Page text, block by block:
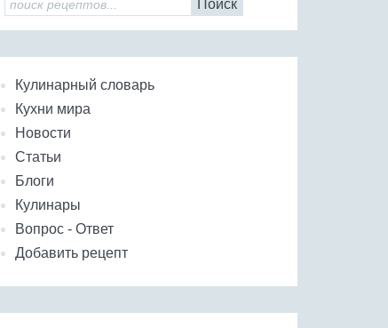
Поиск
Кулинарный словарь
Кухни мира
Новости
Статьи
Блоги
Кулинары
Вопрос - Ответ
Добавить рецепт